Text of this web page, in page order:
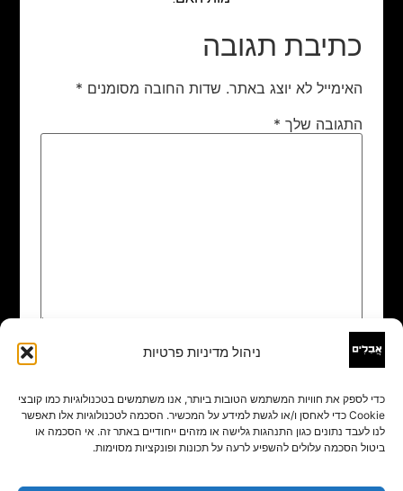
ניהול מדיניות פרטיות
כדי לספק את חוויות המשתמש הטובות ביותר, אנו משתמשים בטכנולוגיות כמו קובצי
Cookie כדי לאחסן ו/או לגשת למידע על המכשיר. הסכמה לטכנולוגיות אלו תאפשר
לנו לעבד נתונים כגון התנהגות גלישה או מזהים ייחודיים באתר זה. אי הסכמה או
ביטול הסכמה עלולים להשפיע לרעה על תכונות ופונקציות מסוימות.
כתיבת תגובה
האימייל לא יוצג באתר. שדות החובה מסומנים *
התגובה שלך *
שם
אימייל*